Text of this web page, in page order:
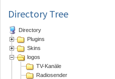
Directory Tree
Directory
Plugins
Skins
logos
TV-Kanäle
Radiosender